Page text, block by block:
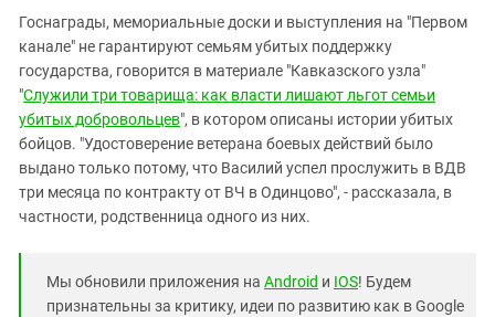
Госнаграды, мемориальные доски и выступления на "Первом
канале" не гарантируют семьям убитых поддержку
государства, говорится в материале "Кавказского узла"
"Служили три товарища: как власти лишают льгот семьи
убитых добровольцев", в котором описаны истории убитых
бойцов. "Удостоверение ветерана боевых действий было
выдано только потому, что Василий успел прослужить в ВДВ
три месяца по контракту от ВЧ в Одинцово", - рассказала, в
частности, родственница одного из них.
Мы обновили приложения на Android и IOS! Будем
признательны за критику, идеи по развитию как в Google